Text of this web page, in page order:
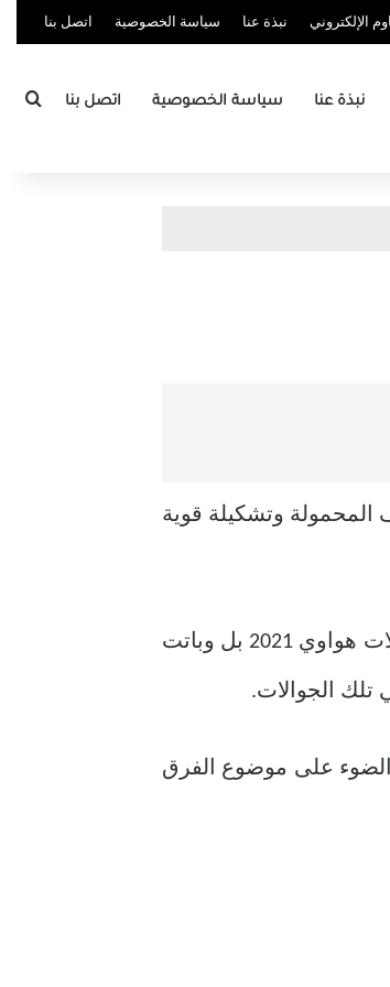
الإلكتروني نبذة عنا سياسة الخصوصية اتصل بنا
نبذة عنا سياسة الخصوصية اتصل بنا
من أفضل الهواتف المحمولة وتشكيلة قوية
عقب الإنتهاء من طرح الأجهزة الجديدة التي أنتجتها شركة هواوي بات السؤال الأبرز ما هو الفرق بين جوالات هواوي 2021 بل وباتت
تلك الجوالات.
على موضوع الفرق